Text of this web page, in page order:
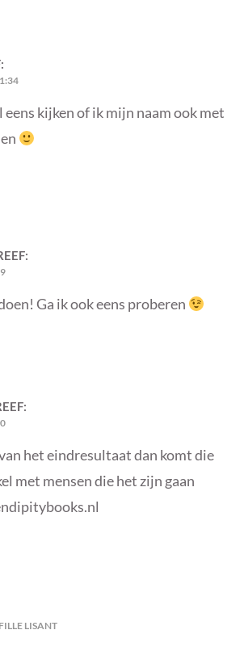
eens kijken of ik mijn naam ook met
Ga ik ook eens proberen
het eindresultaat dan komt die
met mensen die het zijn gaan
LISANT